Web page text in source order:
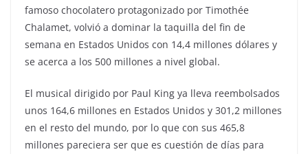
famoso chocolatero protagonizado por Timothée
Chalamet, volvió a dominar la taquilla del fin de
semana en Estados Unidos con 14,4 millones dólares y
se acerca a los 500 millones a nivel global.
El musical dirigido por Paul King ya lleva reembolsados
unos 164,6 millones en Estados Unidos y 301,2 millones
en el resto del mundo, por lo que con sus 465,8
millones pareciera ser que es cuestión de días para